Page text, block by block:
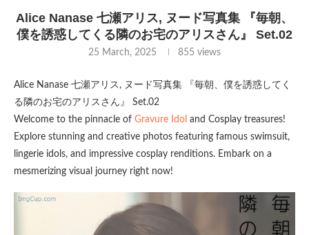
Alice Nanase 七瀬アリス, ヌード写真集 『毎朝、
僕を誘惑してくる隣のお宅のアリスさん』 Set.02
25 March, 2025 855 views
Alice Nanase 七瀬アリス, ヌード写真集 『毎朝、僕を誘惑してく
る隣のお宅のアリスさん』 Set.02
Welcome to the pinnacle of Gravure Idol and Cosplay treasures!
Explore stunning and creative photos featuring famous swimsuit,
lingerie idols, and impressive cosplay renditions. Embark on a
mesmerizing visual journey right now!